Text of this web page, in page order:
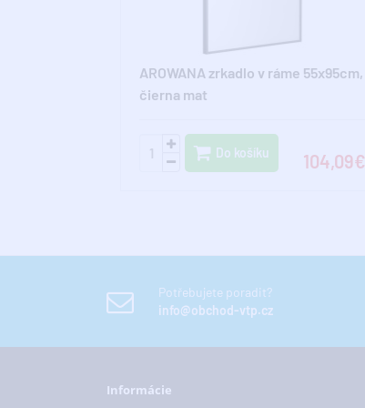
AROWANA zrkadlo v ráme 55x95cm,
čierna mat
Do košíku 104,09€
Potřebujete poradit?
info@obchod-vtp.cz
Informácie